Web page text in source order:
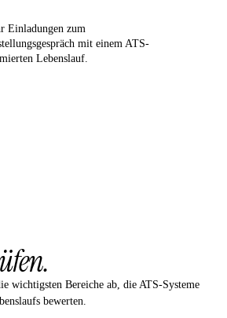
Einladungen zum
mit einem ATS-
Lebenslauf.
wichtigsten Bereiche ab, die ATS-Systeme
bewerten.